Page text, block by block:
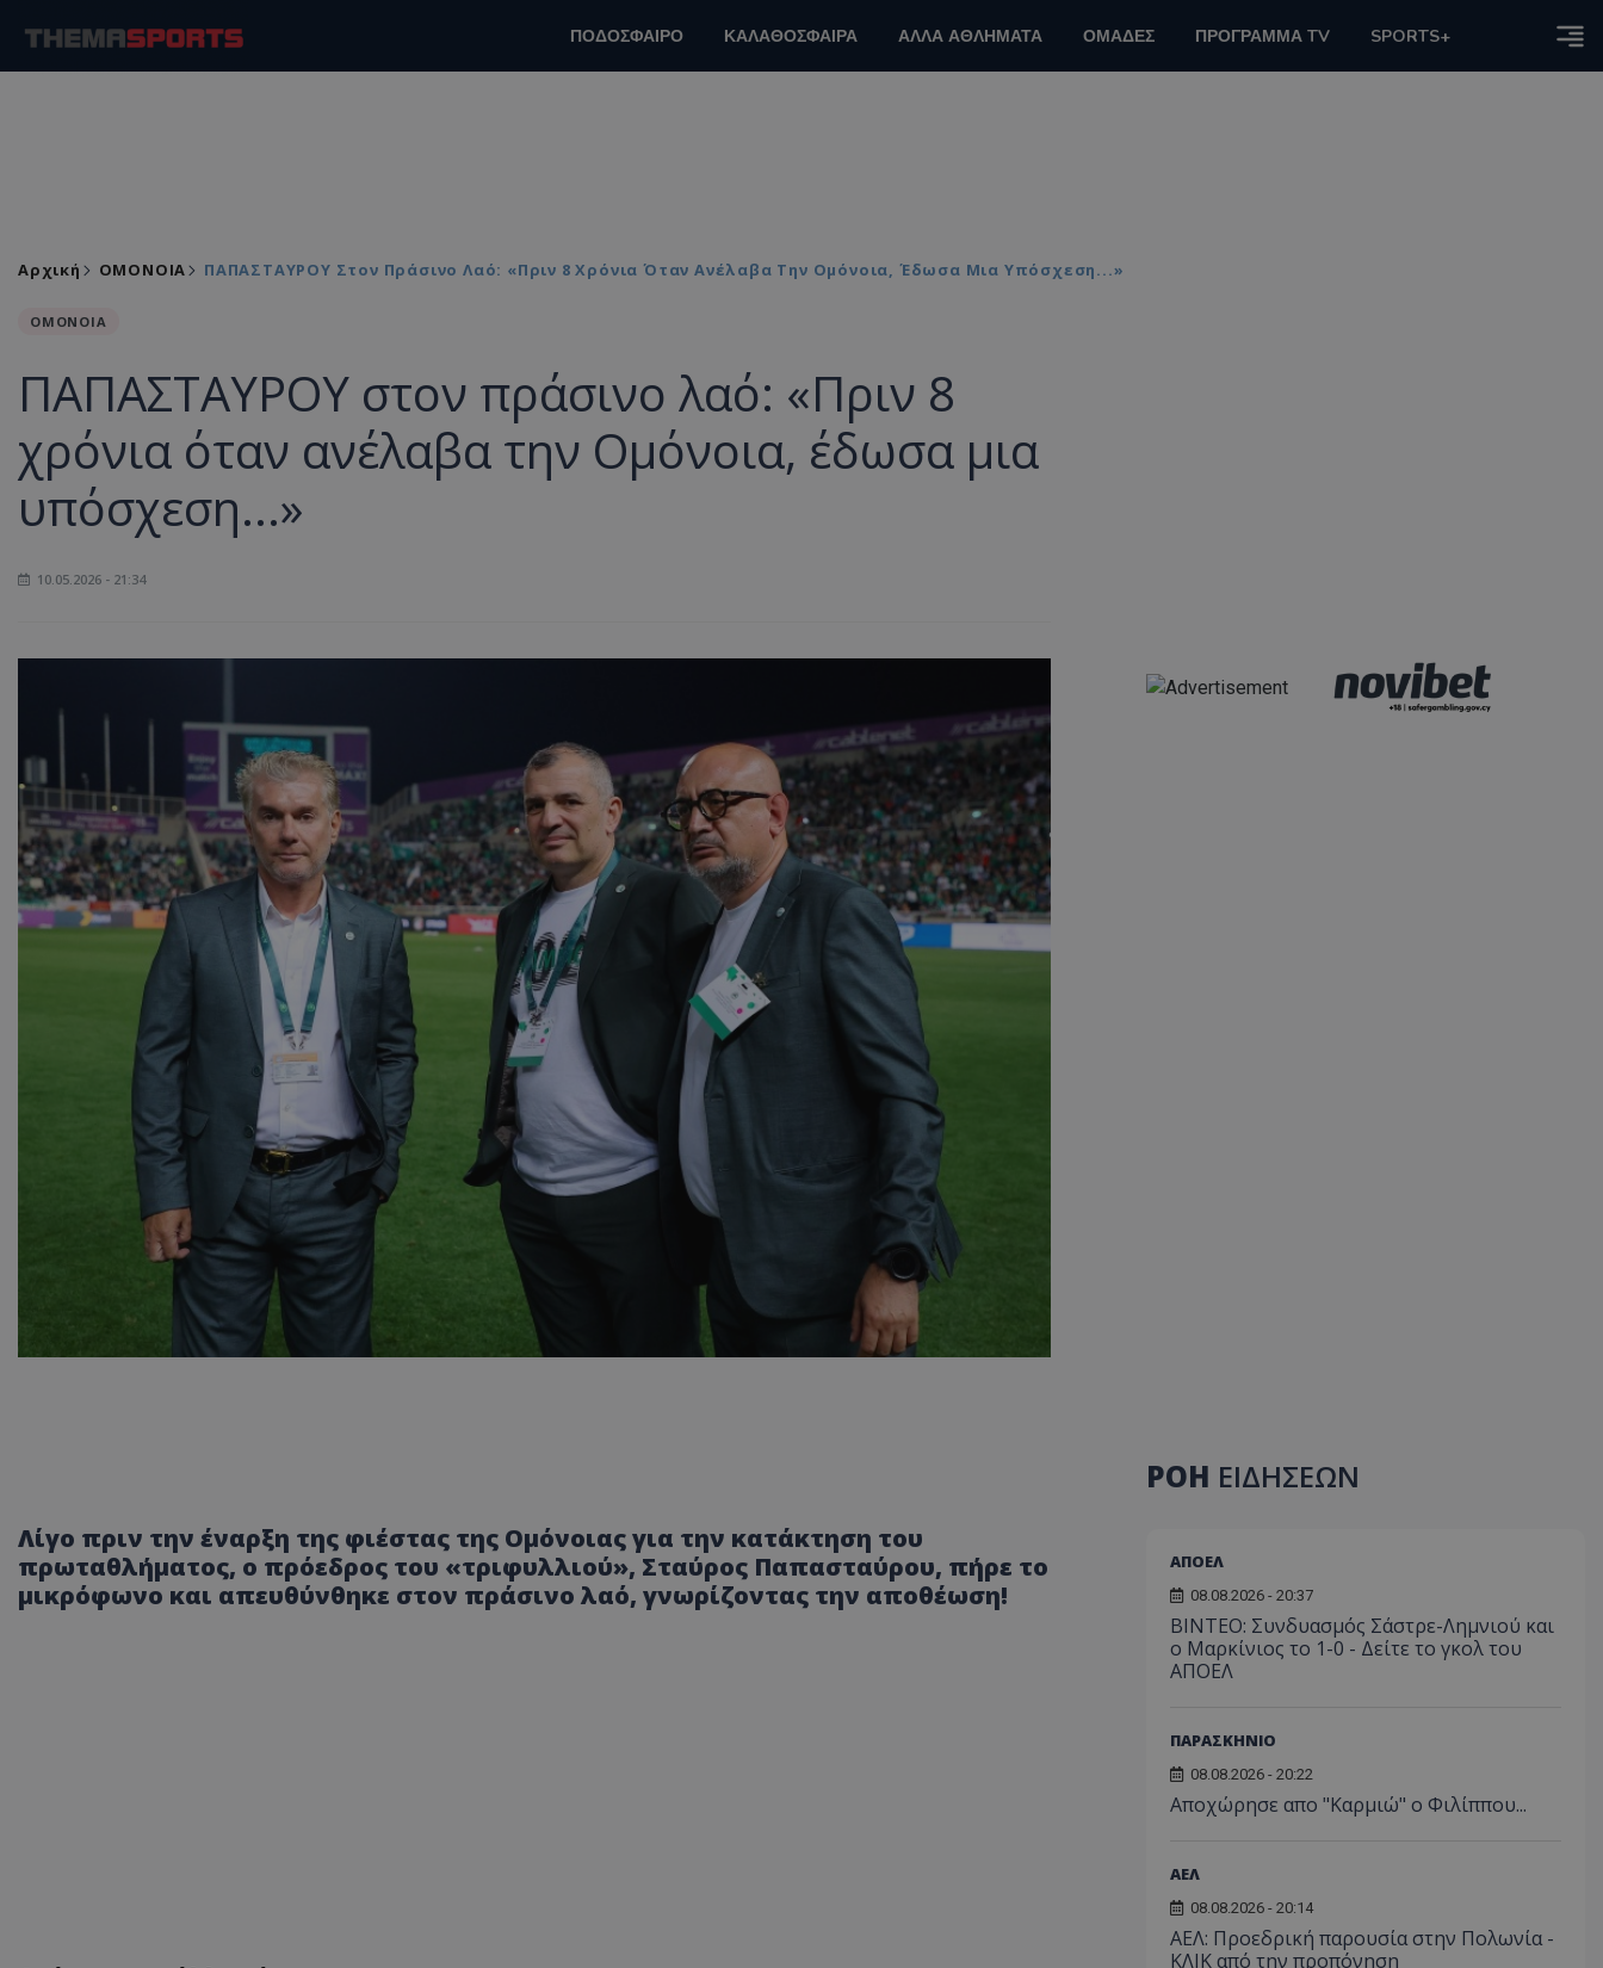
ΠΟΔΟΣΦΑΙΡΟ ΚΑΛΑΘΟΣΦΑΙΡΑ ΑΛΛΑ ΑΘΛΗΜΑΤΑ ΟΜΑΔΕΣ ΠΡΟΓΡΑΜΜΑ TV SPORTS+
Αρχική ΟΜΟΝΟΙΑ ΠΑΠΑΣΤΑΥΡΟΥ Στον Πράσινο Λαό: «Πριν 8 Χρόνια Όταν Ανέλαβα Την Ομόνοια, Έδωσα Μια Υπόσχεση...»
ΟΜΟΝΟΙΑ
ΠΑΠΑΣΤΑΥΡΟΥ στον πράσινο λαό: «Πριν 8
χρόνια όταν ανέλαβα την Ομόνοια, έδωσα μια
υπόσχεση...»
10.05.2026 - 21:34
Λίγο πριν την έναρξη της φιέστας της Ομόνοιας για την κατάκτηση του
πρωταθλήματος, ο πρόεδρος του «τριφυλλιού», Σταύρος Παπασταύρου, πήρε το
μικρόφωνο και απευθύνθηκε στον πράσινο λαό, γνωρίζοντας την αποθέωση!
ΡΟΗ ΕΙΔΗΣΕΩΝ
ΑΠΟΕΛ
08.08.2026 - 20:37
ΒΙΝΤΕΟ: Συνδυασμός Σάστρε-Λημνιού και
ο Μαρκίνιος το 1-0 - Δείτε το γκολ του
ΑΠΟΕΛ
ΠΑΡΑΣΚΗΝΙΟ
08.08.2026 - 20:22
Aποχώρησε απο "Καρμιώ" ο Φιλίππου...
ΑΕΛ
08.08.2026 - 20:14
ΑΕΛ: Προεδρική παρουσία στην Πολωνία -
ΚΛΙΚ από την προπόνηση